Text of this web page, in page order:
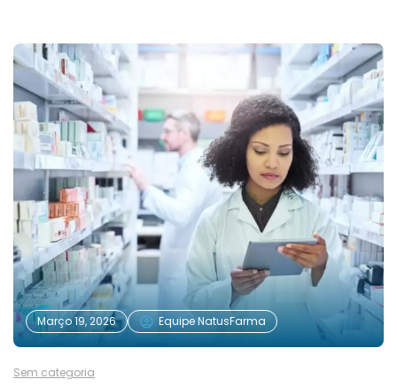
Março 19, 2026 Equipe NatusFarma
Sem categoria